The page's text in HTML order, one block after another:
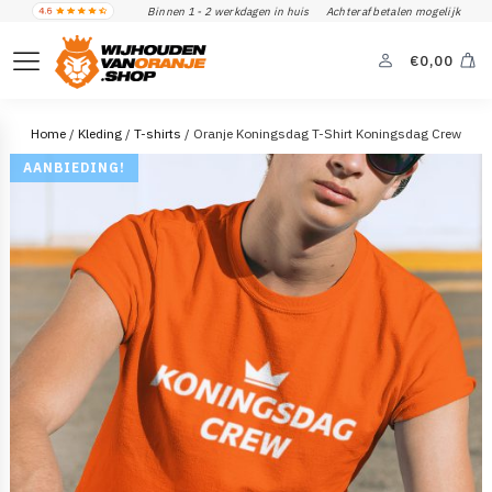
Binnen 1 - 2 werkdagen in huis Achteraf betalen mogelijk
€0,00
Home / Kleding / T-shirts / Oranje Koningsdag T-Shirt Koningsdag Crew
AANBIEDING!